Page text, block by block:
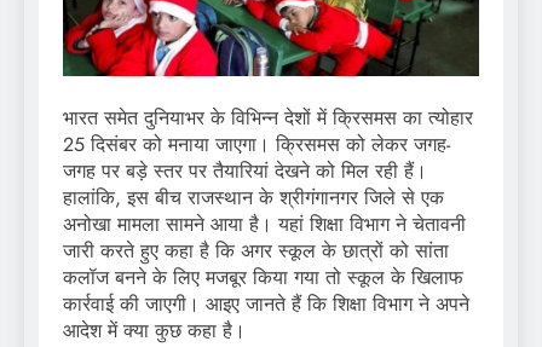
भारत समेत दुनियाभर के विभिन्न देशों में क्रिसमस का त्योहार
25 दिसंबर को मनाया जाएगा। क्रिसमस को लेकर जगह-
जगह पर बड़े स्तर पर तैयारियां देखने को मिल रही हैं।
हालांकि, इस बीच राजस्थान के श्रीगंगानगर जिले से एक
अनोखा मामला सामने आया है। यहां शिक्षा विभाग ने चेतावनी
जारी करते हुए कहा है कि अगर स्कूल के छात्रों को सांता
कलॉज बनने के लिए मजबूर किया गया तो स्कूल के खिलाफ
कार्रवाई की जाएगी। आइए जानते हैं कि शिक्षा विभाग ने अपने
आदेश में क्या कुछ कहा है।